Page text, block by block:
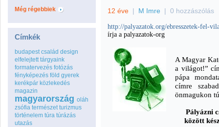
Még régebbiek
Címkék
budapest család design
elfelejtett tárgyaink
formatervezés fotózás
fényképezés föld gyerek
kerékpár közlekedés
magazin
magyarország oláh
zsófia természet turizmus
történelem túra túrázás
utazás
12 éve | M Imre | 0 hozzászólás
http://palyazatok.org/ebresszetek-fel-
írja a palyazatok-org
A Magyar
a világot!”
pápa
címre
önmagukon
Pályázni
között